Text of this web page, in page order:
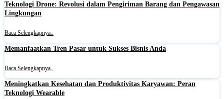
Teknologi Drone: Revolusi dalam Pengiriman Barang dan Pengawasan
Lingkungan
Baca Selengkapnya..
Memanfaatkan Tren Pasar untuk Sukses Bisnis Anda
Baca Selengkapnya..
Meningkatkan Kesehatan dan Produktivitas Karyawan: Peran
Teknologi Wearable